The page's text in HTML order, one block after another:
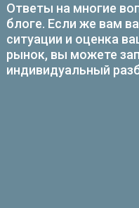
Ответы на многие
блоге. Если же вам
ситуации и оценка
рынок, вы можете
индивидуальный